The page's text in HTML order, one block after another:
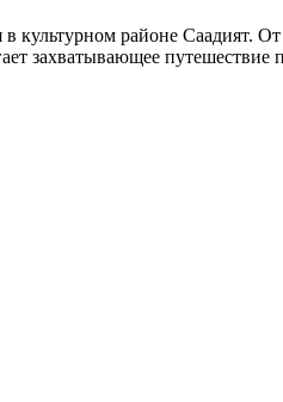
культурном районе Саадият.
захватывающее